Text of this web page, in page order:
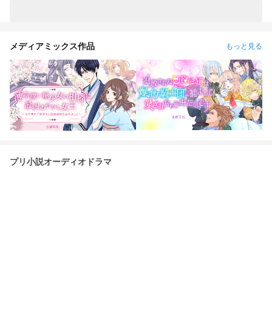
メディアミックス作品 もっと見る
プリ小説オーディオドラマ